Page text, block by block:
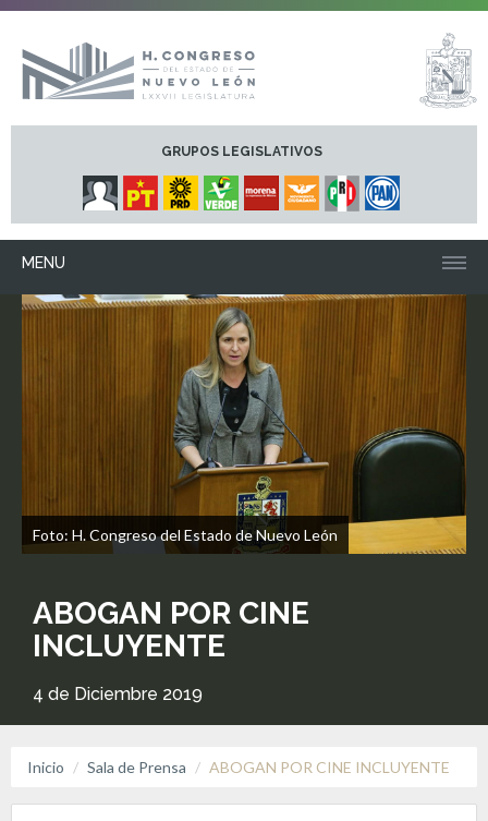
GRUPOS LEGISLATIVOS
MENU
Foto: H. Congreso del Estado de Nuevo León
ABOGAN POR CINE
INCLUYENTE
4 de Diciembre 2019
Inicio Sala de Prensa ABOGAN POR CINE INCLUYENTE